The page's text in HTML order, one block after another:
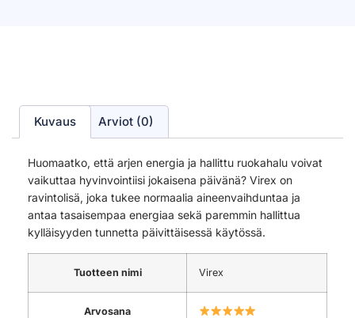
Kuvaus Arviot (0)
Huomaatko, että arjen energia ja hallittu ruokahalu voivat
vaikuttaa hyvinvointiisi jokaisena päivänä? Virex on
ravintolisä, joka tukee normaalia aineenvaihduntaa ja
antaa tasaisempaa energiaa sekä paremmin hallittua
kylläisyyden tunnetta päivittäisessä käytössä.
Tuotteen nimi Virex
Arvosana